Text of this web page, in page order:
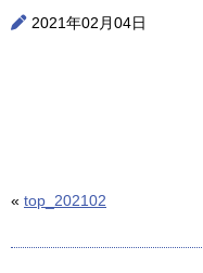
2021年02月04日
« top_202102